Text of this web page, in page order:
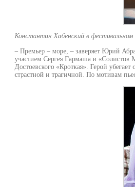
Константин Хабенский в
– Премьер – море, – заверяет Юрий
участием Сергея Гармаша и
Достоевского «Кроткая». Герой
страстной и трагичной. По мотивам